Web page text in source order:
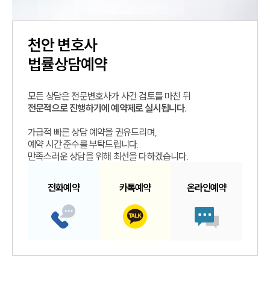
천안변호사
법률상담예약
모든 상담은 전문변호사가 사건 검토를 마친 뒤
전문적으로 진행하기에 예약제로 실시됩니다.
가급적 빠른 상담 예약을 권유드리며,
예약 시간 준수를 부탁드립니다.
만족스러운 상담을 위해 최선을 다하겠습니다.
전화예약 카톡예약 온라인예약